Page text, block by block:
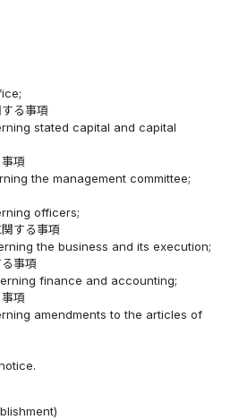
る事項
stated capital and capital
項
the management committee;
officers;
する事項
the business and its execution;
事項
finance and accounting;
項
amendments to the articles of